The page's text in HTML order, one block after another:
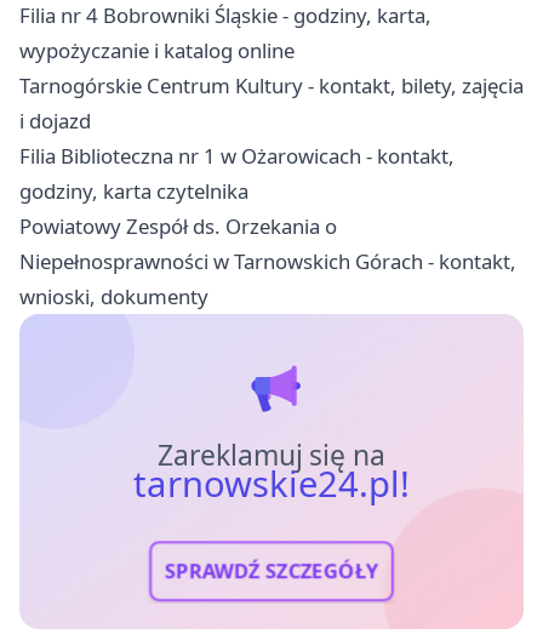
Filia nr 4 Bobrowniki Śląskie - godziny, karta,
wypożyczanie i katalog online
Tarnogórskie Centrum Kultury - kontakt, bilety, zajęcia
i dojazd
Filia Biblioteczna nr 1 w Ożarowicach - kontakt,
godziny, karta czytelnika
Powiatowy Zespół ds. Orzekania o
Niepełnosprawności w Tarnowskich Górach - kontakt,
wnioski, dokumenty
Zareklamuj się na
tarnowskie24.pl!
SPRAWDŹ SZCZEGÓŁY